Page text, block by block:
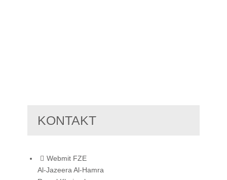
KONTAKT
Webmit FZE
Al-Jazeera Al-Hamra